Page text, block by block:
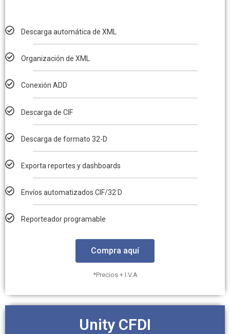
Descarga automática de XML
Organización de XML
Conexión ADD
Descarga de CIF
Descarga de formato 32-D
Exporta reportes y dashboards
Envíos automatizados CIF/32 D
Reporteador programable
Compra aquí
*Precios + I.V.A
Unity CFDI